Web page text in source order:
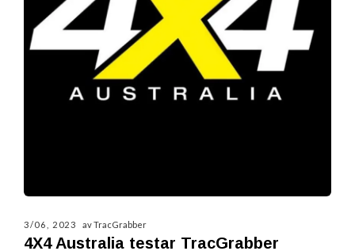
3/06, 2023 av TracGrabber
4X4 Australia testar TracGrabber